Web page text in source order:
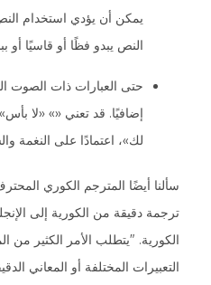
يمكن أن يؤدي استخدام
النص يبدو فظًا أو قاسيًا
حتى العبارات ذات الصوت
إضافيًا. قد تعني «» «لا
لك»، اعتمادًا على النغمة
ترجمة دقيقة من الكورية إلى
الكورية. "يتطلب الأمر الكثير من
التعبيرات المختلفة أو المعاني